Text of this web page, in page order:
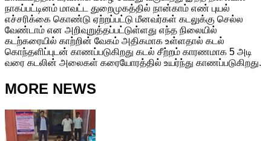
நாகப்பட்டினம் மாவட்ட துறைமுகத்தில் நான்காம் எண் புயல்
எச்சரிக்கை கொண்டு ஏற்றப்பட்டு மீனவர்கள் கடலுக்கு செல்ல
வேண்டாம் என அறிவுறுத்தப்பட்டுள்ளது எந்த நிலையில்
கடற்கரையில் காற்றின் வேகம் அதிகமாக உள்ளதால் கடல்
கொந்தளிப்புடன் காணப்படுகிறது கடல் சீற்றம் காரணமாக 5 அடி
வரை கடலின் அலைகள் கரையோரத்தில் உயர்ந்து காணப்படுகிறது.
MORE NEWS